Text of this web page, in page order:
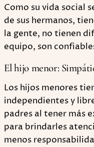
Como su vida social
de sus hermanos,
la gente, no tienen
equipo, son
El hijo menor:
Los hijos menores
independientes y
padres al tener más
para brindarles
menos